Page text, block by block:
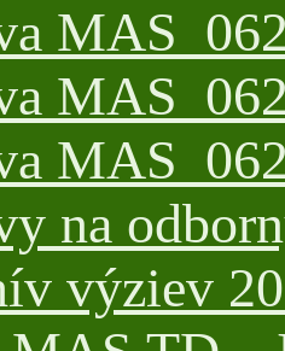
na
výziev